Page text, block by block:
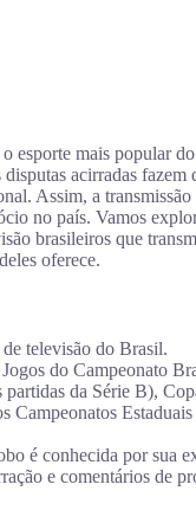
esporte mais popular
acirradas fazem
Assim, a
no país. Vamos
brasileiros que
oferece.
televisão do Brasil.
Jogos do Campeonato
partidas da Série B),
Campeonatos Estaduais
é conhecida por sua
e comentários de